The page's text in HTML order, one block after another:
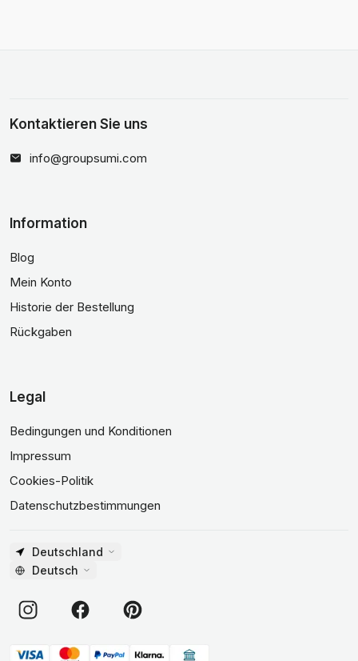
Kontaktieren Sie uns
info@groupsumi.com
Information
Blog
Mein Konto
Historie der Bestellung
Rückgaben
Legal
Bedingungen und Konditionen
Impressum
Cookies-Politik
Datenschutzbestimmungen
Deutschland
Deutsch